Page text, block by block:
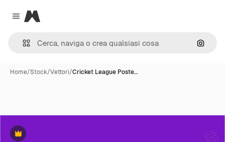
Close menu
Magnific
Cerca
Home/Stock/Vettori/Cricket League Poste…
Premium